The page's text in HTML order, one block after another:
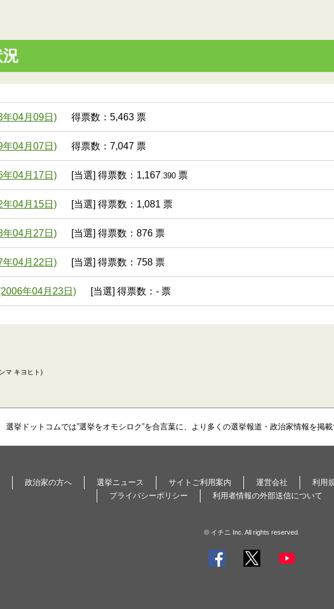
年04月09日) 得票数：5,463 票
年04月07日) 得票数：7,047 票
年04月17日) [当選] 得票数：1,167 .390 票
年04月15日) [当選] 得票数：1,081 票
年04月27日) [当選] 得票数：876 票
年04月22日) [当選] 得票数：758 票
年04月23日) [当選] 得票数：- 票
マ キヨヒト)
選挙ドットコムでは”選挙をオモシロク”を合言葉に、より多くの選挙報道・政治家情報を掲
政治家の方へ 選挙ニュース サイトご利用案内 運営会社 利用
プライバシーポリシー
利用者情報の外部送信について
© イチニ Inc. All rights reserved.